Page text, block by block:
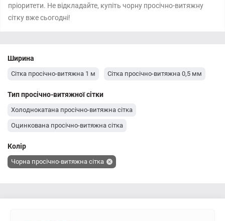
пріоритети. Не відкладайте, купіть чорну просічно-витяжну
сітку вже сьогодні!
Ширина
Сітка просічно-витяжна 1 м Сітка просічно-витяжна 0,5 мм
Тип просічно-витяжної сітки
Холоднокатана просічно-витяжна сітка
Оцинкована просічно-витяжна сітка
Колір
Чорна просічно-витяжна сітка